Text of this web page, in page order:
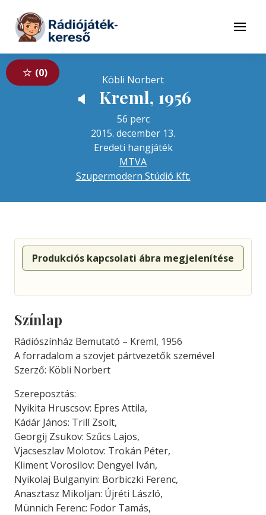
Tovább a tartalomhoz
Menü
0
Köbli Norbert
🔈 Kreml, 1956
56 perc
2015. december 13.
Eredeti hangjáték
MTVA
Szupermodern Stúdió Kft.
Produkciós kapcsolati ábra megjelenítése
Színlap
Rádiószínház Bemutató – Kreml, 1956
A forradalom a szovjet pártvezetők szemével
Szerző: Köbli Norbert
Szereposztás:
Nyikita Hruscsov: Epres Attila,
Kádár János: Trill Zsolt,
Georgij Zsukov: Szűcs Lajos,
Vjacseszlav Molotov: Trokán Péter,
Kliment Vorosilov: Dengyel Iván,
Nyikolaj Bulganyin: Borbiczki Ferenc,
Anasztasz Mikoljan: Újréti László,
Münnich Ferenc: Fodor Tamás,